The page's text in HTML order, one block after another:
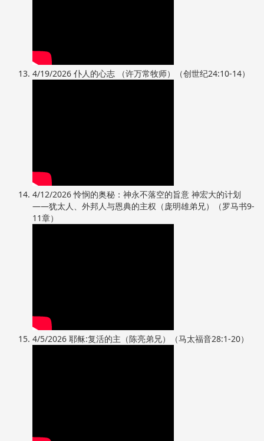
4/19/2026 仆人的心志 （许万常牧师）（创世纪24:10-14）
4/12/2026 怜悯的奥秘：神永不落空的旨意 神宏大的计划
——犹太人、外邦人与恩典的主权（庞明雄弟兄）（罗马书9-
11章）
4/5/2026 耶稣:复活的主（陈亮弟兄）（马太福音28:1-20）